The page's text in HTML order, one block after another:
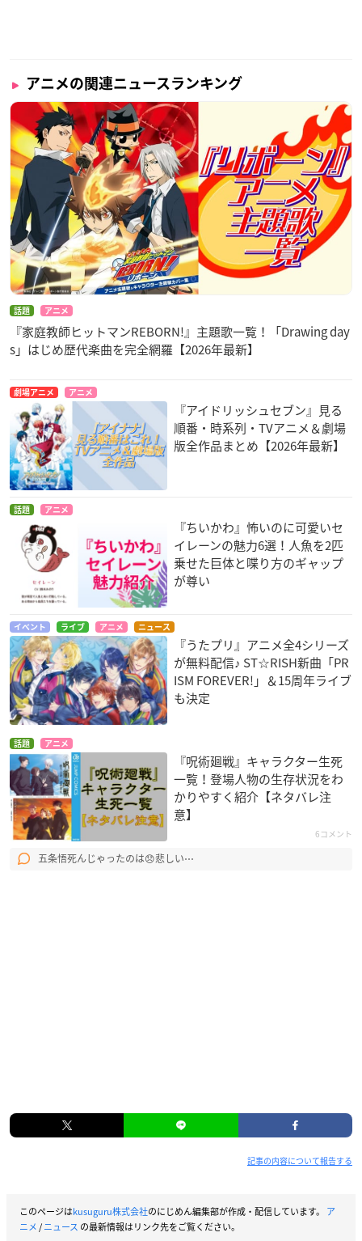
アニメの関連ニュースランキング
話題 アニメ
『家庭教師ヒットマンREBORN!』主題歌一覧！「Drawing day
s」はじめ歴代楽曲を完全網羅【2026年最新】
劇場アニメ アニメ
『アイドリッシュセブン』見る
順番・時系列・TVアニメ＆劇場
版全作品まとめ【2026年最新】
話題 アニメ
『ちいかわ』怖いのに可愛いセ
イレーンの魅力6選！人魚を2匹
乗せた巨体と喋り方のギャップ
が尊い
イベント ライブ アニメ ニュース
『うたプリ』アニメ全4シリーズ
が無料配信♪ ST☆RISH新曲「PR
ISM FOREVER!」＆15周年ライブ
も決定
話題 アニメ
『呪術廻戦』キャラクター生死
一覧！登場人物の生存状況をわ
かりやすく紹介【ネタバレ注
意】
6コメント
五条悟死んじゃったのは😞悲しい⋯
記事の内容について報告する
このページはkusuguru株式会社のにじめん編集部が作成・配信しています。 ア
ニメ/ニュース の最新情報はリンク先をご覧ください。